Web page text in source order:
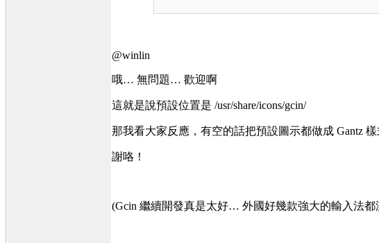
@winlin
哦… 無問題… 歡迎啊
這就是說預設位置是 /usr/share/icons/gcin/
那我看大家反應，有空的話把預設圖示都做成 Gantz
謝咯！
(Gcin 繼續開發真是太好… 外國好幾款強大的輸入法